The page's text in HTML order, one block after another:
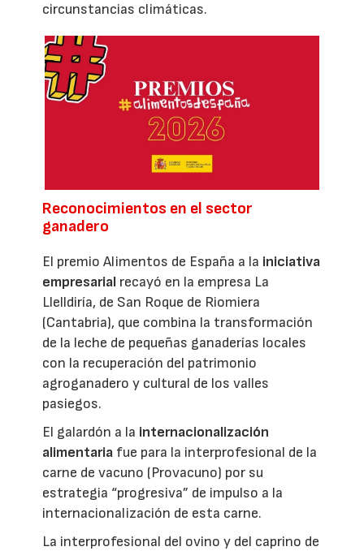
circunstancias climáticas.
Reconocimientos en el sector
ganadero
El premio Alimentos de España a la iniciativa
empresarial recayó en la empresa La
Llelldiría, de San Roque de Riomiera
(Cantabria), que combina la transformación
de la leche de pequeñas ganaderías locales
con la recuperación del patrimonio
agroganadero y cultural de los valles
pasiegos.
El galardón a la internacionalización
alimentaria fue para la interprofesional de la
carne de vacuno (Provacuno) por su
estrategia “progresiva” de impulso a la
internacionalización de esta carne.
La interprofesional del ovino y del caprino de